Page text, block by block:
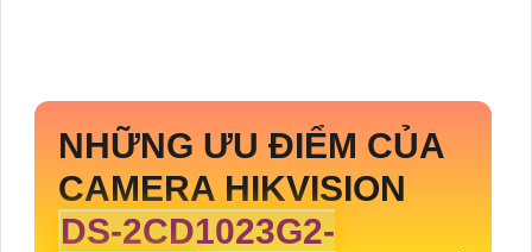
NHỮNG ƯU ĐIỂM CỦA
CAMERA HIKVISION
DS-2CD1023G2-